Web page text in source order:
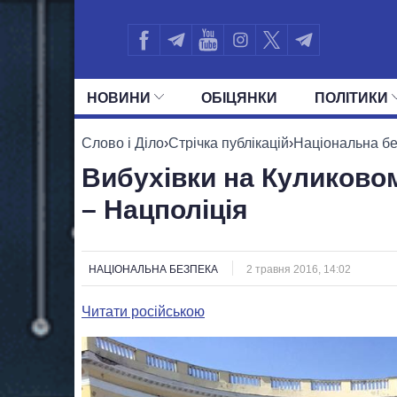
НОВИНИ ОБIЦЯНКИ ПОЛIТИКИ
УСІ ПОЛІТИКИ ПРЕЗИДЕНТ І
Слово і Діло›Стрічка публікацій›Національна
Вибухівки на
– Нацполіція
НАЦІОНАЛЬНА БЕЗПЕКА 2 травня 2016, 14:02
Читати російською